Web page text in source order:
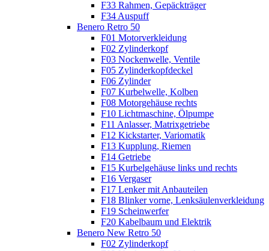
F33 Rahmen, Gepäckträger
F34 Auspuff
Benero Retro 50
F01 Motorverkleidung
F02 Zylinderkopf
F03 Nockenwelle, Ventile
F05 Zylinderkopfdeckel
F06 Zylinder
F07 Kurbelwelle, Kolben
F08 Motorgehäuse rechts
F10 Lichtmaschine, Ölpumpe
F11 Anlasser, Matrixgetriebe
F12 Kickstarter, Variomatik
F13 Kupplung, Riemen
F14 Getriebe
F15 Kurbelgehäuse links und rechts
F16 Vergaser
F17 Lenker mit Anbauteilen
F18 Blinker vorne, Lenksäulenverkleidung
F19 Scheinwerfer
F20 Kabelbaum und Elektrik
Benero New Retro 50
F02 Zylinderkopf